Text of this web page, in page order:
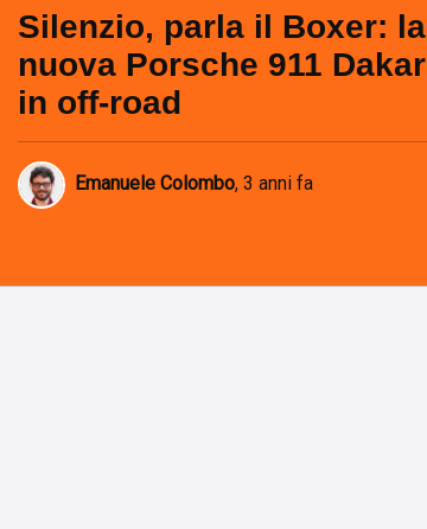
Silenzio, parla il Boxer: la
nuova Porsche 911 Dakar
in off-road
Emanuele Colombo, 3 anni fa